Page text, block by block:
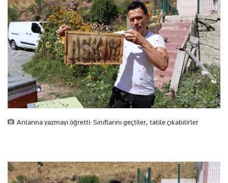
Arılarına yazmayı öğretti: Sınıflarını geçtiler, tatile çıkabilirler